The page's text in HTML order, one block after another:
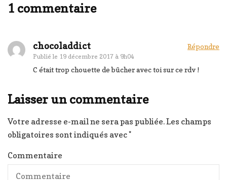
1 commentaire
chocoladdict
Publié le 19 décembre 2017 à 9h04
Répondre
C était trop chouette de bûcher avec toi sur ce rdv !
Laisser un commentaire
Votre adresse e-mail ne sera pas publiée.Les champs
obligatoires sont indiqués avec*
Commentaire